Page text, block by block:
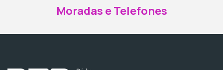
Moradas e Telefones